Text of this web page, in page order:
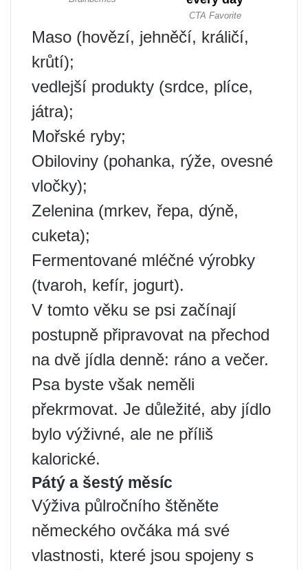
Maso (hovězí, jehněčí, králičí,
krůtí);
vedlejší produkty (srdce, plíce,
játra);
Mořské ryby;
Obiloviny (pohanka, rýže, ovesné
vločky);
Zelenina (mrkev, řepa, dýně,
cuketa);
Fermentované mléčné výrobky
(tvaroh, kefír, jogurt).
V tomto věku se psi začínají
postupně připravovat na přechod
na dvě jídla denně: ráno a večer.
Psa byste však neměli
překrmovat. Je důležité, aby jídlo
bylo výživné, ale ne příliš
kalorické.
Pátý a šestý měsíc
Výživa půlročního štěněte
německého ovčáka má své
vlastnosti, které jsou spojeny s